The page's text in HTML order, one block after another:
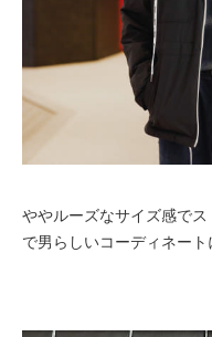
ややルーズなサイズ感で
で男らしいコーディネート